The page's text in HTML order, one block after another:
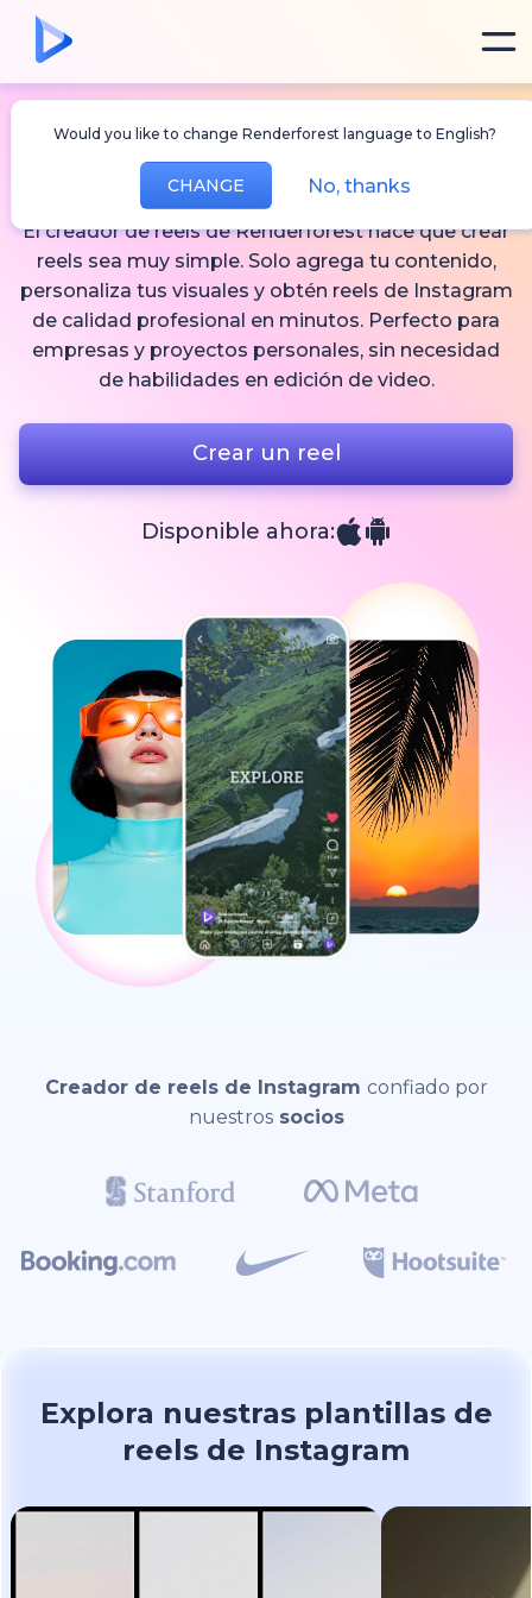
Would you like to change Renderforest language to English?
CHANGE No, thanks
Creador de reels
El creador de reels de Renderforest hace que crear
reels sea muy simple. Solo agrega tu contenido,
personaliza tus visuales y obtén reels de Instagram
de calidad profesional en minutos. Perfecto para
empresas y proyectos personales, sin necesidad
de habilidades en edición de video.
Crear un reel
Disponible ahora:
Creador de reels de Instagram confiado por
nuestrossocios
Explora nuestras plantillas de
reels de Instagram